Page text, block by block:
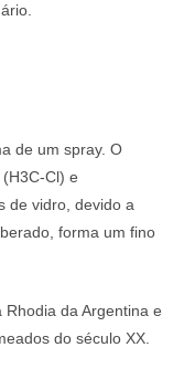
de um spray. O
Cl) e
de vidro, devido a
forma um fino
da Argentina e
do século XX.